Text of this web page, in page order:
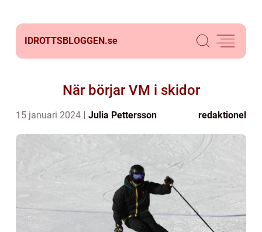
IDROTTSBLOGGEN.se
När börjar VM i skidor
15 januari 2024 Julia Pettersson redaktionel